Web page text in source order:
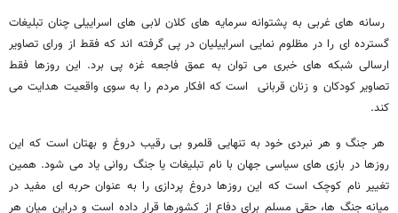
رسانه های غربی به پشتوانه سرمایه های کلان لابی های اسراییلی چنان تبلیغات
گسترده ای را در مظلوم نمایی اسراییلیان در پی گرفته اند که فقط از ورای تصاویر
ارسالی شبکه های خبری می توان به عمق فاجعه غزه پی برد. این روزها فقط
تصاویر کودکان و زنان قربانی است که افکار مردم را به سوی واقعیت هدایت می
کند.
هر جنگ و هر نبردی خود به تنهایی قلمرو بی رقیب دروغ و بهتان است که این
روزها در بازی های سیاسی جهان با نام تبلیغات یا جنگ روانی یاد می شود. همین
تغییر نام کوچک است که این روزها دروغ پردازی را به عنوان حربه ای مفید در
میانه جنگ ها، حقی مسلم برای دفاع از کشورها قرار داده است و دراین میان هر